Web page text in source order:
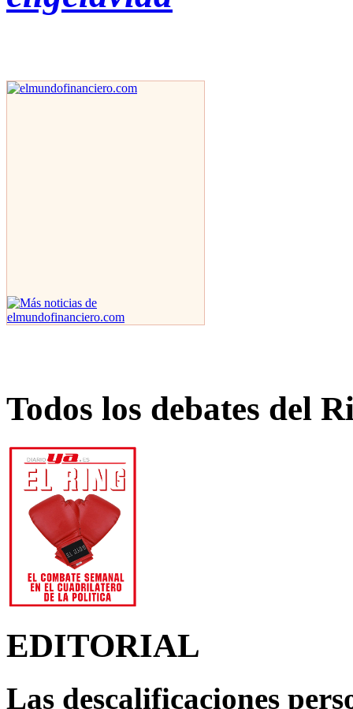
Todos los debates del
EDITORIAL
Las descalificaciones